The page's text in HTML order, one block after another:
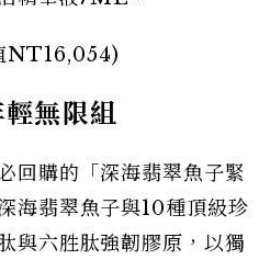
NT16,054)
無限組
回購的「深海翡翠魚子緊
海翡翠魚子與10種頂級珍
與六胜肽強韌膠原，以獨